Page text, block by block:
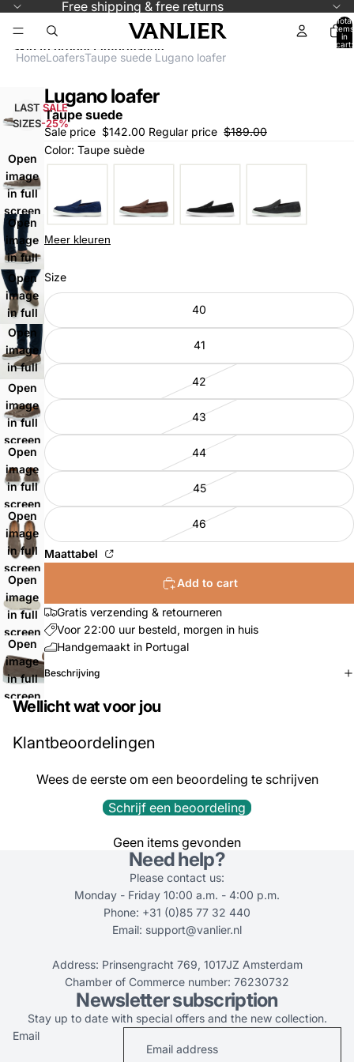
Free shipping & free returns
Total
items
in
cart:
HomeLoafersTaupe suede Lugano loafer
Skip to product information
LAST
SIZES
SALE
-25%
Open
image
in full
screen
Open
image
in full
screen
Open
image
in full
screen
Open
image
in full
screen
Open
image
in full
screen
Open
image
in full
screen
Open
image
in full
screen
Open
image
in full
screen
Open
image
in full
screen
Lugano loafer
Taupe suede
Sale price $142.00 Regular price $189.00
Color: Taupe suède
Meer kleuren
Size
40
41
42
43
44
45
46
Maattabel
Add to cart
Gratis verzending & retourneren
Voor 22:00 uur besteld, morgen in huis
Handgemaakt in Portugal
Beschrijving
Wellicht wat voor jou
Klantbeoordelingen
Wees de eerste om een beoordeling te schrijven
Schrijf een beoordeling
Geen items gevonden
Need help?
Please contact us:
Monday - Friday 10:00 a.m. - 4:00 p.m.
Phone: +31 (0)85 77 32 440
Email: support@vanlier.nl
Address: Prinsengracht 769, 1017JZ Amsterdam
Chamber of Commerce number: 76230732
Newsletter subscription
Stay up to date with special offers and the new collection.
Email